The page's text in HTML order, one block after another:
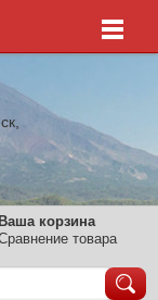
Ваша корзина
товара